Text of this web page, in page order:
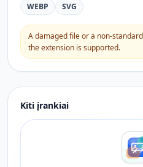
WEBP
SVG
A damaged file or a non-
the extension is supported.
Kiti įrankiai